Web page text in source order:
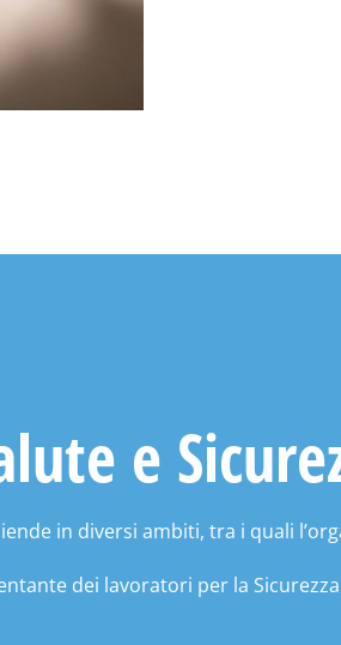
e
in diversi ambiti, tra i quali
dei lavoratori per la